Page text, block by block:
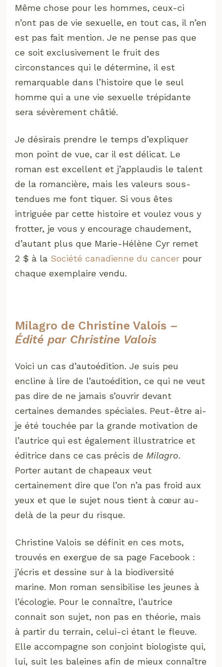
Même chose pour les hommes, ceux-ci
n’ont pas de vie sexuelle, en tout cas, il n’en
est pas fait mention. Je ne pense pas que
ce soit exclusivement le fruit des
circonstances qui le détermine, il est
remarquable dans l’histoire que le seul
homme qui a une vie sexuelle trépidante
sera sévèrement châtié.
Je désirais prendre le temps d’expliquer
mon point de vue, car il est délicat. Le
roman est excellent et j’applaudis le talent
de la romancière, mais les valeurs sous-
tendues me font tiquer. Si vous êtes
intriguée par cette histoire et voulez vous y
frotter, je vous y encourage chaudement,
d’autant plus que Marie-Hélène Cyr remet
2 $ à la Société canadienne du cancer pour
chaque exemplaire vendu.
Milagro de Christine Valois –
Édité par Christine Valois
Voici un cas d’autoédition. Je suis peu
encline à lire de l’autoédition, ce qui ne veut
pas dire de ne jamais s’ouvrir devant
certaines demandes spéciales. Peut-être ai-
je été touchée par la grande motivation de
l’autrice qui est également illustratrice et
éditrice dans ce cas précis de Milagro.
Porter autant de chapeaux veut
certainement dire que l’on n’a pas froid aux
yeux et que le sujet nous tient à cœur au-
delà de la peur du risque.
Christine Valois se définit en ces mots,
trouvés en exergue de sa page Facebook :
j’écris et dessine sur à la biodiversité
marine. Mon roman sensibilise les jeunes à
l’écologie. Pour le connaître, l’autrice
connait son sujet, non pas en théorie, mais
à partir du terrain, celui-ci étant le fleuve.
Elle accompagne son conjoint biologiste qui,
lui, suit les baleines afin de mieux connaître